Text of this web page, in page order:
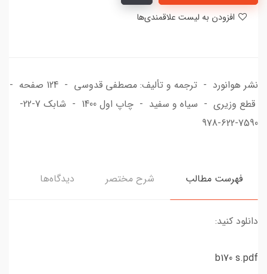
نشر هوانورد - ترجمه و تألیف: مصطفی قدوسی - 124 صفحه -
قطع وزیری - سیاه و سفید - چاپ اول 1400 - شابک 7-22-
7590-622-978
فهرست مطالب شرح مختصر دیدگاه‌ها
دانلود کنید:
b170 s.pdf